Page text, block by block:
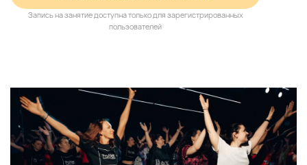
Запись на занятие доступна только для зарегистрированных
пользователей